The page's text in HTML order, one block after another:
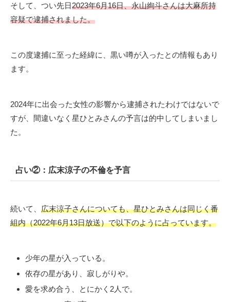
そして、つい先日2023年6月16日、永山絢斗さんは大麻所持
容疑で逮捕されました。
この度逮捕に至った経緯に、黒い噂が入ったとの情報もあり
ます。
2024年に出会った女性の影響から逮捕されたわけではないで
すが、間違いなく星ひとみさんの予言は的中してしまいまし
た。
占い②：広末涼子の不倫を予言
続いて、 広末涼子さんについても、星ひとみさんは同じく番
組内（2022年6月13日放送）で以下のように占っています。
少年の星が入っている。
依存の星があり、寂しがりや。
愛を求め合う、とにかく2人で。